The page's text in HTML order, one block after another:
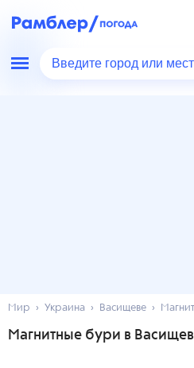
Введите город или
Мир Украина Васищеве
Магнитные бури в